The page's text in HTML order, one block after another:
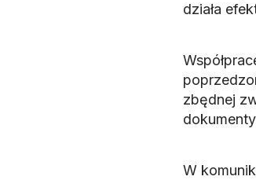
działa
zbędnej
W